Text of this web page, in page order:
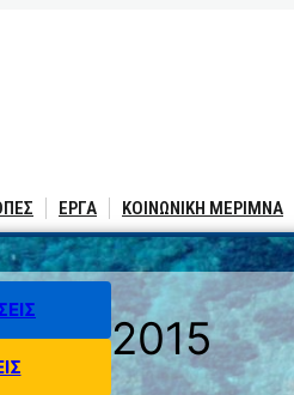
ΕΡΓΑ ΚΟΙΝΩΝΙΚΗ ΜΕΡΙΜΝΑ
2015